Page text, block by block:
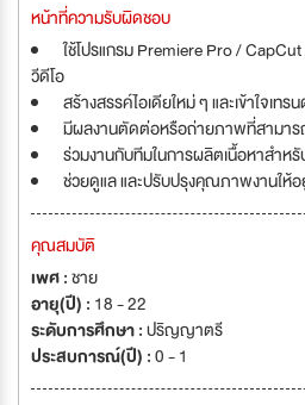
หน้าที่ความรับผิดชอบ
ใช้โปรแกรม Premiere Pro /
วีดีโอ
สร้างสรรค์ไอเดียใหม่ ๆ และเข้าใจเทร
มีผลงานตัดต่อหรือถ่ายภาพที่สามาร
ร่วมงานกับทีมในการผลิตเนื้อหาสำหรั
ช่วยดูแล และปรับปรุงคุณภาพงานให้
คุณสมบัติ
เพศ :ชาย
อายุ(ปี) : 18 - 22
ระดับการศึกษา :ปริญญาตรี
ประสบการณ์(ปี) :0 - 1